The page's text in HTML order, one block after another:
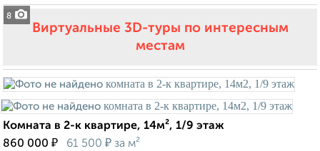
8
Виртуальные 3D-туры по интересным
местам
Комната в 2-к квартире, 14м², 1/9 этаж
860 000 ₽ 61 500 ₽ за м²